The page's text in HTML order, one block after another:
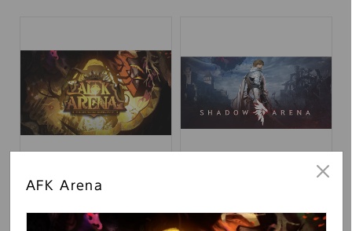
AFK Arena
AFK Arena